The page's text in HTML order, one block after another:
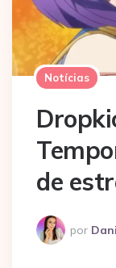
Notícias
de
Postado
por
por Dani